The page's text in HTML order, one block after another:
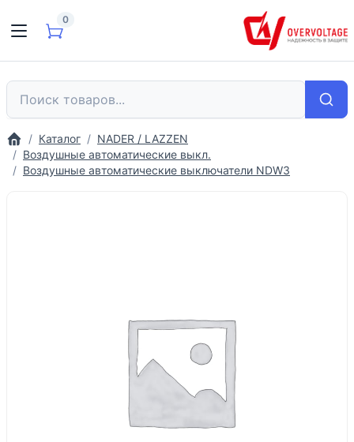
0
Каталог
NADER / LAZZEN
Воздушные автоматические выкл.
Воздушные автоматические выключатели NDW3